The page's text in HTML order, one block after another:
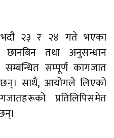
२३ र २४ गते भएका
तथा अनुसन्धान
सम्पूर्ण कागजात
साथै, आयोगले लिएको
प्रतिलिपिसमेत